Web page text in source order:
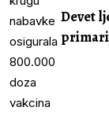
Devet